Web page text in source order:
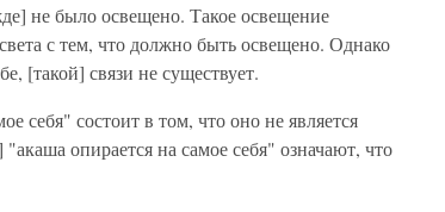
не было освещено. Такое освещение
с тем, что должно быть освещено. Однако
[такой] связи не существует.
себя" состоит в том, что оно не является
опирается на самое себя" означают, что